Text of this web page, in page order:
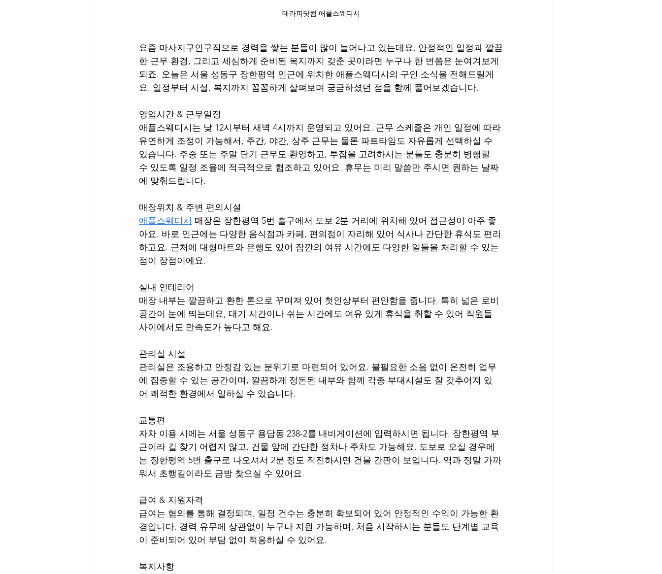
테라피닷컴 애플스웨디시
요즘 마사지구인구직으로 경력을 쌓는 분들이 많이 늘어나고 있는데요, 안정적인 일정과 깔끔
한 근무 환경, 그리고 세심하게 준비된 복지까지 갖춘 곳이라면 누구나 한 번쯤은 눈여겨보게
되죠. 오늘은 서울 성동구 장한평역 인근에 위치한 애플스웨디시의 구인 소식을 전해드릴게
요. 일정부터 시설, 복지까지 꼼꼼하게 살펴보며 궁금하셨던 점을 함께 풀어보겠습니다.
영업시간 & 근무일정
애플스웨디시는 낮 12시부터 새벽 4시까지 운영되고 있어요. 근무 스케줄은 개인 일정에 따라
유연하게 조정이 가능해서, 주간, 야간, 상주 근무는 물론 파트타임도 자유롭게 선택하실 수
있습니다. 주중 또는 주말 단기 근무도 환영하고, 투잡을 고려하시는 분들도 충분히 병행할
수 있도록 일정 조율에 적극적으로 협조하고 있어요. 휴무는 미리 말씀만 주시면 원하는 날짜
에 맞춰드립니다.
매장위치 & 주변 편의시설
애플스웨디시 매장은 장한평역 5번 출구에서 도보 2분 거리에 위치해 있어 접근성이 아주 좋
아요. 바로 인근에는 다양한 음식점과 카페, 편의점이 자리해 있어 식사나 간단한 휴식도 편리
하고요. 근처에 대형마트와 은행도 있어 잠깐의 여유 시간에도 다양한 일들을 처리할 수 있는
점이 장점이에요.
실내 인테리어
매장 내부는 깔끔하고 환한 톤으로 꾸며져 있어 첫인상부터 편안함을 줍니다. 특히 넓은 로비
공간이 눈에 띄는데요, 대기 시간이나 쉬는 시간에도 여유 있게 휴식을 취할 수 있어 직원들
사이에서도 만족도가 높다고 해요.
관리실 시설
관리실은 조용하고 안정감 있는 분위기로 마련되어 있어요. 불필요한 소음 없이 온전히 업무
에 집중할 수 있는 공간이며, 깔끔하게 정돈된 내부와 함께 각종 부대시설도 잘 갖추어져 있
어 쾌적한 환경에서 일하실 수 있습니다.
교통편
자차 이용 시에는 서울 성동구 용답동 238-2를 내비게이션에 입력하시면 됩니다. 장한평역 부
근이라 길 찾기 어렵지 않고, 건물 앞에 간단한 정차나 주차도 가능해요. 도보로 오실 경우에
는 장한평역 5번 출구로 나오셔서 2분 정도 직진하시면 건물 간판이 보입니다. 역과 정말 가까
워서 초행길이라도 금방 찾으실 수 있어요.
급여 & 지원자격
급여는 협의를 통해 결정되며, 일정 건수는 충분히 확보되어 있어 안정적인 수익이 가능한 환
경입니다. 경력 유무에 상관없이 누구나 지원 가능하며, 처음 시작하시는 분들도 단계별 교육
이 준비되어 있어 부담 없이 적응하실 수 있어요.
복지사항